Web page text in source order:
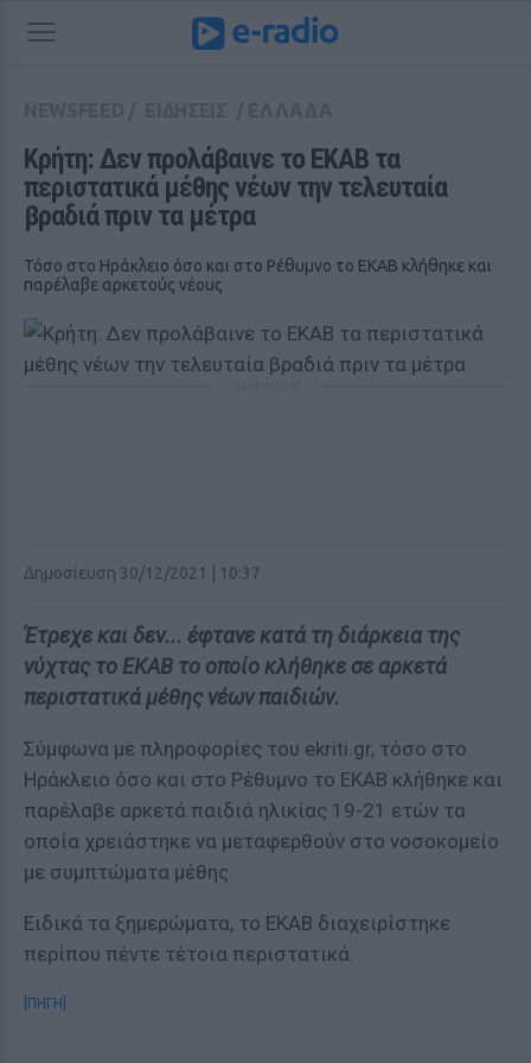
Κρήτη: Δεν προλάβαινε το ΕΚΑΒ τα
περιστατικά μέθης νέων την τελευταία
βραδιά πριν τα μέτρα
Τόσο στο Hράκλειο όσο και στο Ρέθυμνο το ΕΚΑΒ κλήθηκε και
παρέλαβε αρκετούς νέους
Δημοσίευση 30/12/2021 | 10:37
Έτρεχε και δεν... έφτανε κατά τη διάρκεια της
νύχτας το ΕΚΑΒ το οποίο κλήθηκε σε αρκετά
περιστατικά μέθης νέων παιδιών.
Σύμφωνα με πληροφορίες του ekriti.gr, τόσο στο
Hράκλειο όσο και στο Ρέθυμνο το ΕΚΑΒ κλήθηκε και
παρέλαβε αρκετά παιδιά ηλικίας 19-21 ετών τα
οποία χρειάστηκε να μεταφερθούν στο νοσοκομείο
με συμπτώματα μέθης.
Ειδικά τα ξημερώματα, το ΕΚΑΒ διαχειρίστηκε
περίπου πέντε τέτοια περιστατικά.
[ΠΗΓΗ]